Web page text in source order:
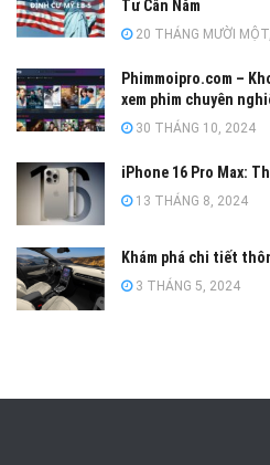
Tư Cần Nắm
20 THÁNG MƯỜI
Phimmoipro.com –
xem phim chuyên
30 THÁNG 10, 2024
iPhone 16 Pro Max:
13 THÁNG 8, 2024
Khám phá chi tiết
3 THÁNG 5, 2024